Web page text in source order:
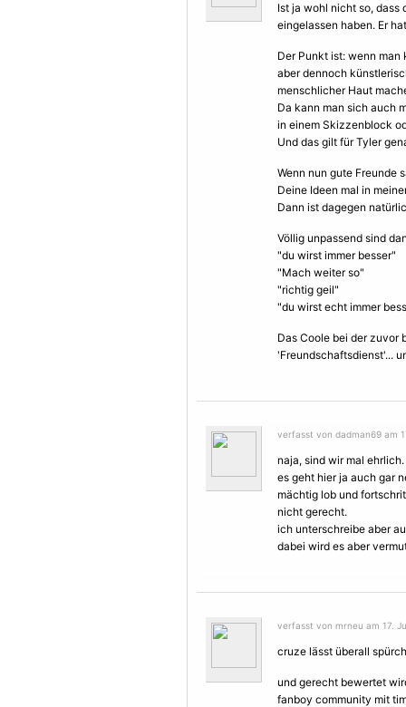
Ist ja wohl nicht so, dass
eingelassen haben. Er
Der Punkt ist: wenn
aber dennoch
menschlicher Haut
Da kann man sich auch
in einem Skizzenblock
Und das gilt für Tyler
Wenn nun gute Freunde
Deine Ideen mal in
Dann ist dagegen
Völlig unpassend sind
"du wirst immer besser"
"Mach weiter so"
"richtig geil"
"du wirst echt immer
Das Coole bei der zuvor
'Freundschaftsdienst'...
verfasst von dadman69 am
naja, sind wir mal
es geht hier ja auch gar
mächtig lob und
nicht gerecht.
ich unterschreibe aber
dabei wird es aber
verfasst von mrneu am 17.
cruze lässt überall
und gerecht bewertet
fanboy community mit